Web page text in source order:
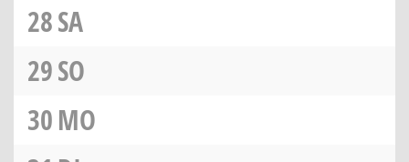
28SA
29SO
30MO